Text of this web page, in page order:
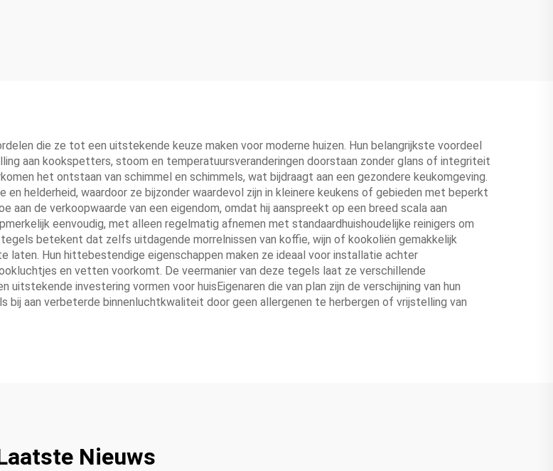
die ze tot een uitstekende keuze maken voor moderne huizen. Hun belangrijkste voordeel
aan kookspetters, stoom en temperatuursveranderingen doorstaan zonder glans of integriteit
het ontstaan van schimmel en schimmels, wat bijdraagt aan een gezondere keukomgeving.
helderheid, waardoor ze bijzonder waardevol zijn in kleinere keukens of gebieden met beperkt
de verkoopwaarde van een eigendom, omdat hij aanspreekt op een breed scala aan
eenvoudig, met alleen regelmatig afnemen met standaardhuishoudelijke reinigers om
betekent dat zelfs uitdagende morrelnissen van koffie, wijn of kookoliën gemakkelijk
laten. Hun hittebestendige eigenschappen maken ze ideaal voor installatie achter
en vetten voorkomt. De veermanier van deze tegels laat ze verschillende
investering vormen voor huisEigenaren die van plan zijn de verschijning van hun
bij aan verbeterde binnenluchtkwaliteit door geen allergenen te herbergen of vrijstelling van
Nieuws